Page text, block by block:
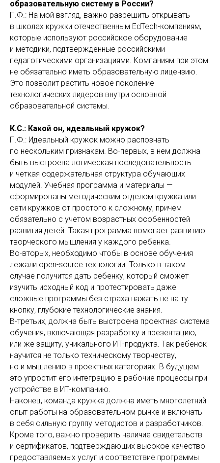
образовательную систему в России?
П.Ф.: На мой взгляд, важно разрешить открывать
в школах кружки отечественным EdTech-компаниям,
которые используют российское оборудование
и методики, подтвержденные российскими
педагогическими организациями. Компаниям при этом
не обязательно иметь образовательную лицензию.
Это позволит растить новое поколение
технологических лидеров внутри основной
образовательной системы.
К.С.: Какой он, идеальный кружок?
П.Ф.: Идеальный кружок можно распознать
по нескольким признакам. Во-первых, в нем должна
быть выстроена логическая последовательность
и четкая содержательная структура обучающих
модулей. Учебная программа и материалы —
сформированы методическим отделом кружка или
сети кружков от простого к сложному, причем
обязательно с учетом возрастных особенностей
развития детей. Такая программа помогает развитию
творческого мышления у каждого ребенка.
Во-вторых, необходимо чтобы в основе обучения
лежали open-source технологии. Только в таком
случае получится дать ребенку, который сможет
изучить исходный код и протестировать даже
сложные программы без страха нажать не на ту
кнопку, глубокие технологические знания.
В-третьих, должна быть выстроена проектная система
обучения, включающая разработку и презентацию,
или же защиту, уникального ИТ-продукта. Так ребенок
научится не только техническому творчеству,
но и мышлению в проектных категориях. В будущем
это упростит его интеграцию в рабочие процессы при
устройстве в ИТ-компанию.
Наконец, команда кружка должна иметь многолетний
опыт работы на образовательном рынке и включать
в себя сильную группу методистов и разработчиков.
Кроме того, важно проверить наличие свидетельств
и сертификатов, подтверждающих высокое качество
предоставляемых услуг и соответствие программы